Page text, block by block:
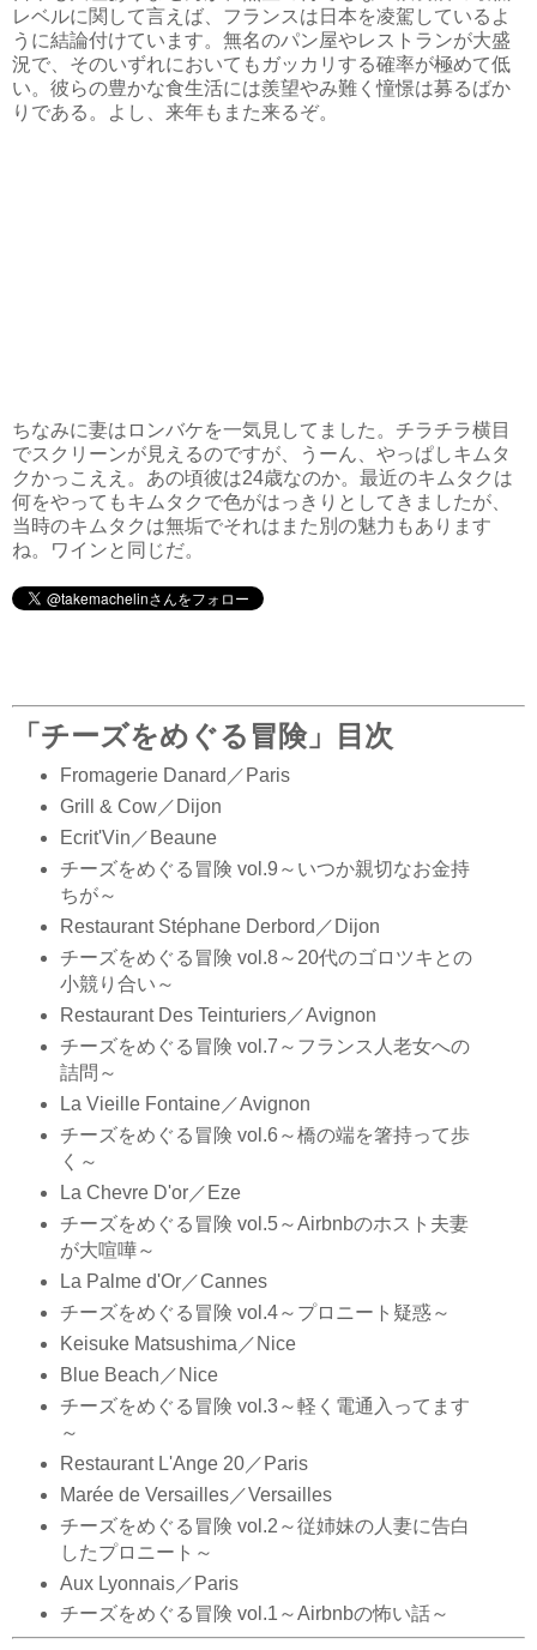
レベルに関して言えば、フランスは日本を凌駕しているよ
うに結論付けています。無名のパン屋やレストランが大盛
況で、そのいずれにおいてもガッカリする確率が極めて低
い。彼らの豊かな食生活には羨望やみ難く憧憬は募るばか
りである。よし、来年もまた来るぞ。
ちなみに妻はロンバケを一気見してました。チラチラ横目
でスクリーンが見えるのですが、うーん、やっぱしキムタ
クかっこええ。あの頃彼は24歳なのか。最近のキムタクは
何をやってもキムタクで色がはっきりとしてきましたが、
当時のキムタクは無垢でそれはまた別の魅力もあります
ね。ワインと同じだ。
「チーズをめぐる冒険」目次
Fromagerie Danard／Paris
Grill & Cow／Dijon
Ecrit'Vin／Beaune
チーズをめぐる冒険 vol.9～いつか親切なお金持
ちが～
Restaurant Stéphane Derbord／Dijon
チーズをめぐる冒険 vol.8～20代のゴロツキとの
小競り合い～
Restaurant Des Teinturiers／Avignon
チーズをめぐる冒険 vol.7～フランス人老女への
詰問～
La Vieille Fontaine／Avignon
チーズをめぐる冒険 vol.6～橋の端を箸持って歩
く～
La Chevre D'or／Eze
チーズをめぐる冒険 vol.5～Airbnbのホスト夫妻
が大喧嘩～
La Palme d'Or／Cannes
チーズをめぐる冒険 vol.4～プロニート疑惑～
Keisuke Matsushima／Nice
Blue Beach／Nice
チーズをめぐる冒険 vol.3～軽く電通入ってます
～
Restaurant L'Ange 20／Paris
Marée de Versailles／Versailles
チーズをめぐる冒険 vol.2～従姉妹の人妻に告白
したプロニート～
Aux Lyonnais／Paris
チーズをめぐる冒険 vol.1～Airbnbの怖い話～